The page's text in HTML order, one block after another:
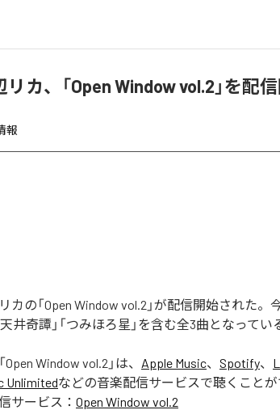
リカ、「Open Window vol.2」を配
報
カの「Open Window vol.2」が配信開始された
天井奇譚」「つみほろ星」を含む全3曲となってい
Open Window vol.2 」は、 Apple Music、 Spotify、
Unlimitedなどの音楽配信サービスで聴くことが
サービス： Open Window vol.2